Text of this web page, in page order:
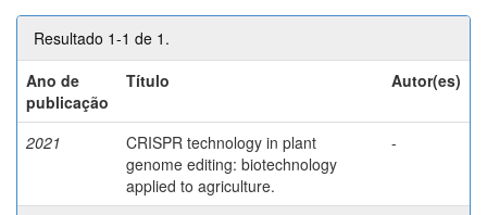
Resultado 1-1 de 1.
Ano de
publicação
Título Autor(es)
2021
CRISPR technology in plant
genome editing: biotechnology
applied to agriculture.
-